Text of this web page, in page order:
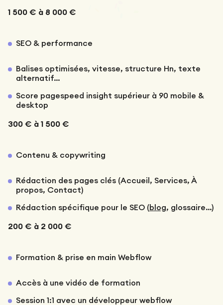
1 500 € à 8 000 €
SEO & performance
Balises optimisées, vitesse, structure Hn, texte
alternatif…
Score pagespeed insight supérieur à 90 mobile &
desktop
300 € à 1 500 €
Contenu & copywriting
Rédaction des pages clés (Accueil, Services, À
propos, Contact)
Rédaction spécifique pour le SEO (blog, glossaire…)
200 € à 2 000 €
Formation & prise en main Webflow
Accès à une vidéo de formation
Session 1:1 avec un développeur webflow